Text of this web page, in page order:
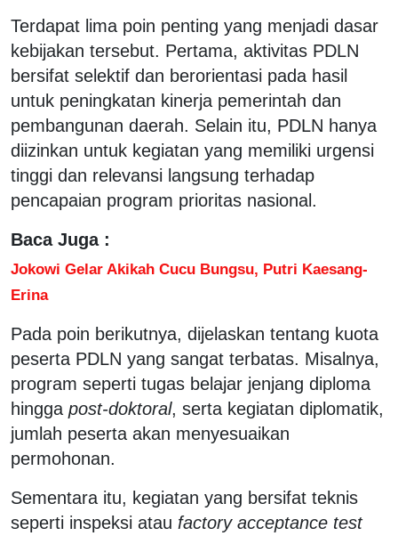
Terdapat lima poin penting yang menjadi dasar
kebijakan tersebut. Pertama, aktivitas PDLN
bersifat selektif dan berorientasi pada hasil
untuk peningkatan kinerja pemerintah dan
pembangunan daerah. Selain itu, PDLN hanya
diizinkan untuk kegiatan yang memiliki urgensi
tinggi dan relevansi langsung terhadap
pencapaian program prioritas nasional.
Baca Juga :
Jokowi Gelar Akikah Cucu Bungsu, Putri Kaesang-
Erina
Pada poin berikutnya, dijelaskan tentang kuota
peserta PDLN yang sangat terbatas. Misalnya,
program seperti tugas belajar jenjang diploma
hingga post-doktoral, serta kegiatan diplomatik,
jumlah peserta akan menyesuaikan
permohonan.
Sementara itu, kegiatan yang bersifat teknis
seperti inspeksi atau factory acceptance test